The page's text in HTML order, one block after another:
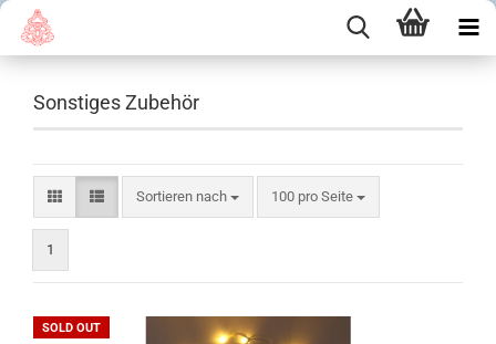
Sonstiges Zubehör
Sortieren nach
Sortieren nach 100 pro Seite
pro Seite
1
SOLD OUT